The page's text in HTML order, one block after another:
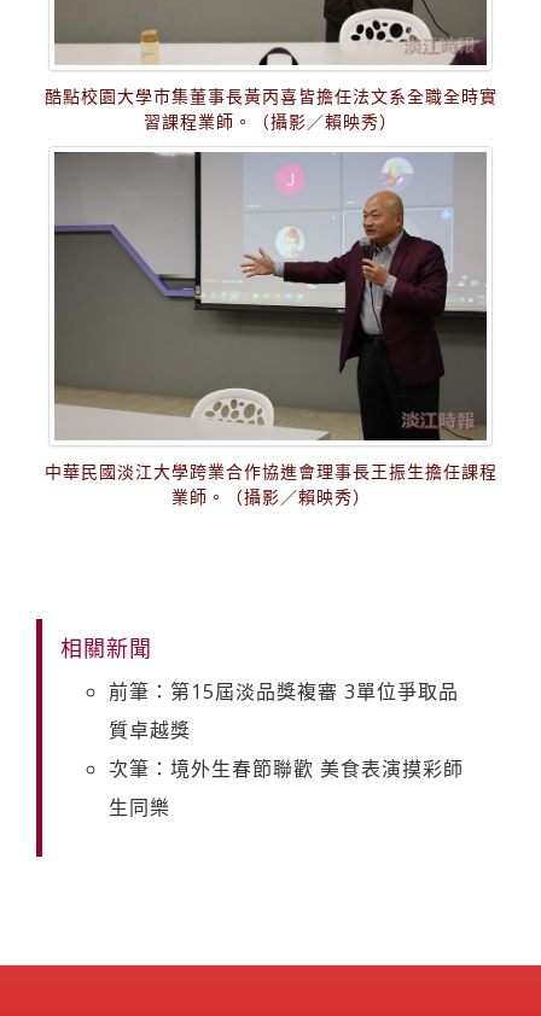
酷點校園大學巿集董事長黃丙喜皆擔任法文系全職全時實
習課程業師。（攝影／賴映秀）
中華民國淡江大學跨業合作協進會理事長王振生擔任課程
業師。（攝影／賴映秀）
相關新聞
前筆：第15屆淡品獎複審 3單位爭取品
質卓越獎
次筆：境外生春節聯歡 美食表演摸彩師
生同樂